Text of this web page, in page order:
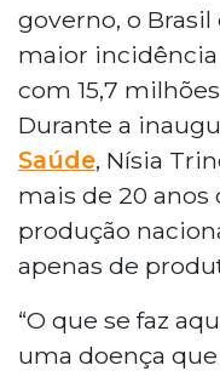
governo, o
maior
com 15,7
Durante a
Saúde, Nísia
mais de 20 anos
produção
apenas de
“O que se faz
uma doença